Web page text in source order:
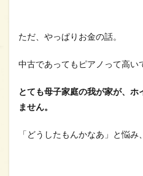
ただ、やっぱりお金の話。
中古であってもピアノって高い
とても母子家庭の我が家が、ホ
ません。
「どうしたもんかなあ」と悩み